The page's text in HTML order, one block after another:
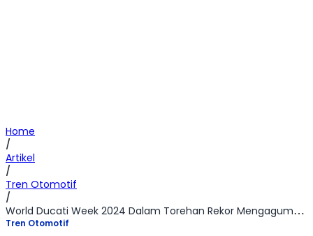
Home
/
Artikel
/
Tren Otomotif
/
World Ducati Week 2024 Dalam Torehan Rekor Mengagumkan
Tren Otomotif